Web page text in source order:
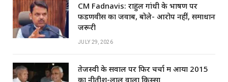
CM Fadnavis: राहुल गांधी के भाषण पर
फडणवीस का जवाब, बोले- आरोप नहीं, समाधान
जरूरी
JULY 29, 2026
तेजस्वी के सवाल पर फिर चर्चा में आया 2015
का नीतीश-लालू वाला किस्सा